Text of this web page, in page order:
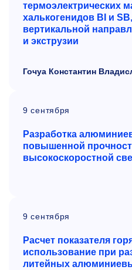
термоэлектрических
халькогенидов BI и
вертикальной
и экструзии
Гочуа Константин
9 сентября
Разработка
повышенной
высокоскоростной
9 сентября
Расчет показателя
использование при
литейных